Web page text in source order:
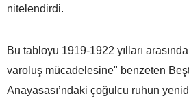
nitelendirdi.
Bu tabloyu 1919-1922 yılları
varoluş mücadelesine" benzeten
Anayasası’ndaki çoğulcu ruhun